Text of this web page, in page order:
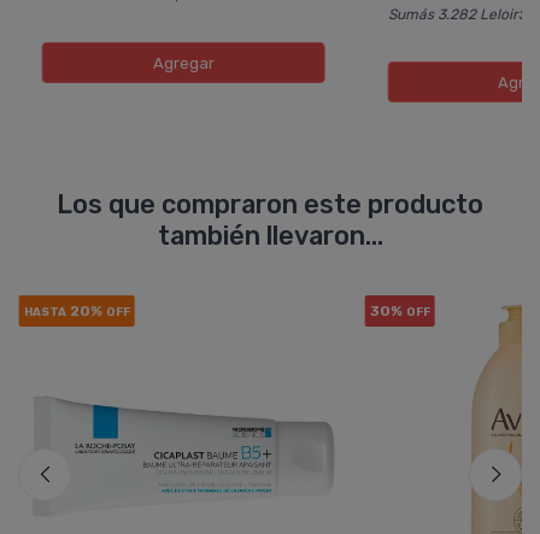
Agregar
Sumás 3.282 Leloir$
Los que compraron este producto
también llevaron...
HASTA20% OFF 30% OFF